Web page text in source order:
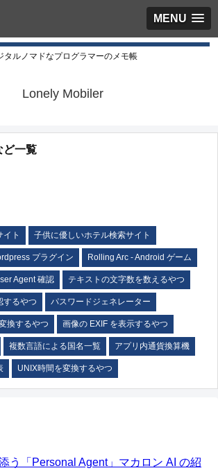
MENU
タルノマドなプログラマーのメモ帳
Lonely Mobiler
ど一覧
イト 子供に優しいホテル検索サイト
プラグイン Rolling Arc - Android ゲーム
Agent 確認 テキストの文字数を数えるやつ
するやつ パスワードジェネレーター
換するやつ 画像の EXIF を表示するやつ
複数言語による国名一覧 アプリ内通貨換算機
UNIX時間を変換するやつ
う「Personal Agent」マカロン AI の紹